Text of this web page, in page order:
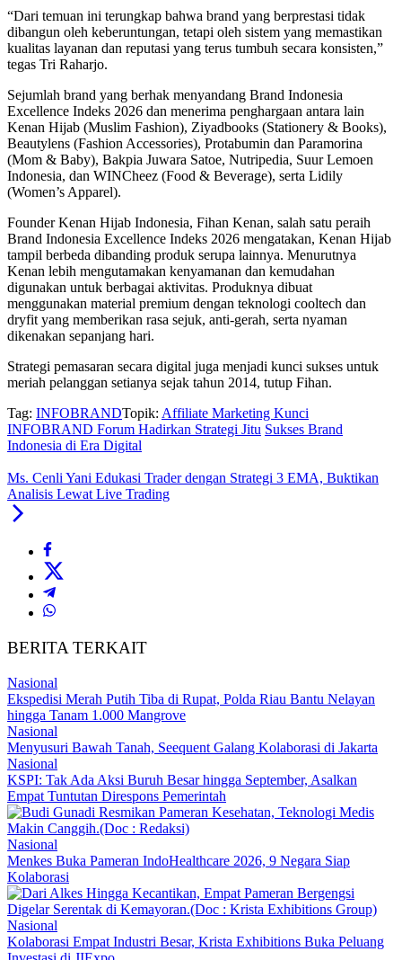
“Dari temuan ini terungkap bahwa brand yang berprestasi tidak
dibangun oleh keberuntungan, tetapi oleh sistem yang memastikan
kualitas layanan dan reputasi yang terus tumbuh secara konsisten,”
tegas Tri Raharjo.
Sejumlah brand yang berhak menyandang Brand Indonesia
Excellence Indeks 2026 dan menerima penghargaan antara lain
Kenan Hijab (Muslim Fashion), Ziyadbooks (Stationery & Books),
Beautylens (Fashion Accessories), Protabumin dan Paramorina
(Mom & Baby), Bakpia Juwara Satoe, Nutripedia, Suur Lemoen
Indonesia, dan WINCheez (Food & Beverage), serta Lidily
(Women’s Apparel).
Founder Kenan Hijab Indonesia, Fihan Kenan, salah satu peraih
Brand Indonesia Excellence Indeks 2026 mengatakan, Kenan Hijab
tampil berbeda dibanding produk serupa lainnya. Menurutnya
Kenan lebih mengutamakan kenyamanan dan kemudahan
digunakan untuk berbagai aktivitas. Produknya dibuat
menggunakan material premium dengan teknologi cooltech dan
dryfit yang memberikan rasa sejuk, anti-gerah, serta nyaman
dikenakan sepanjang hari.
Strategi pemasaran secara digital juga menjadi kunci sukses untuk
meriah pelanggan setianya sejak tahun 2014, tutup Fihan.
Tag: INFOBRANDTopik: Affiliate Marketing Kunci
INFOBRAND Forum Hadirkan Strategi Jitu Sukses Brand
Indonesia di Era Digital
Ms. Cenli Yani Edukasi Trader dengan Strategi 3 EMA, Buktikan
Analisis Lewat Live Trading
BERITA TERKAIT
Nasional
Ekspedisi Merah Putih Tiba di Rupat, Polda Riau Bantu Nelayan
hingga Tanam 1.000 Mangrove
Nasional
Menyusuri Bawah Tanah, Seequent Galang Kolaborasi di Jakarta
Nasional
KSPI: Tak Ada Aksi Buruh Besar hingga September, Asalkan
Empat Tuntutan Direspons Pemerintah
Nasional
Menkes Buka Pameran IndoHealthcare 2026, 9 Negara Siap
Kolaborasi
Nasional
Kolaborasi Empat Industri Besar, Krista Exhibitions Buka Peluang